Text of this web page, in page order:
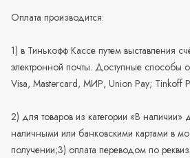
Оплата производится:
1) в Тинькофф Кассе путем выставления
электронной почты. Доступные способы
Visa, Mastercard, МИР, Union Pay; Tinkoff
2) для товаров из категории «В наличии»
наличными или банковскими картами в
получении;3) оплата переводом по